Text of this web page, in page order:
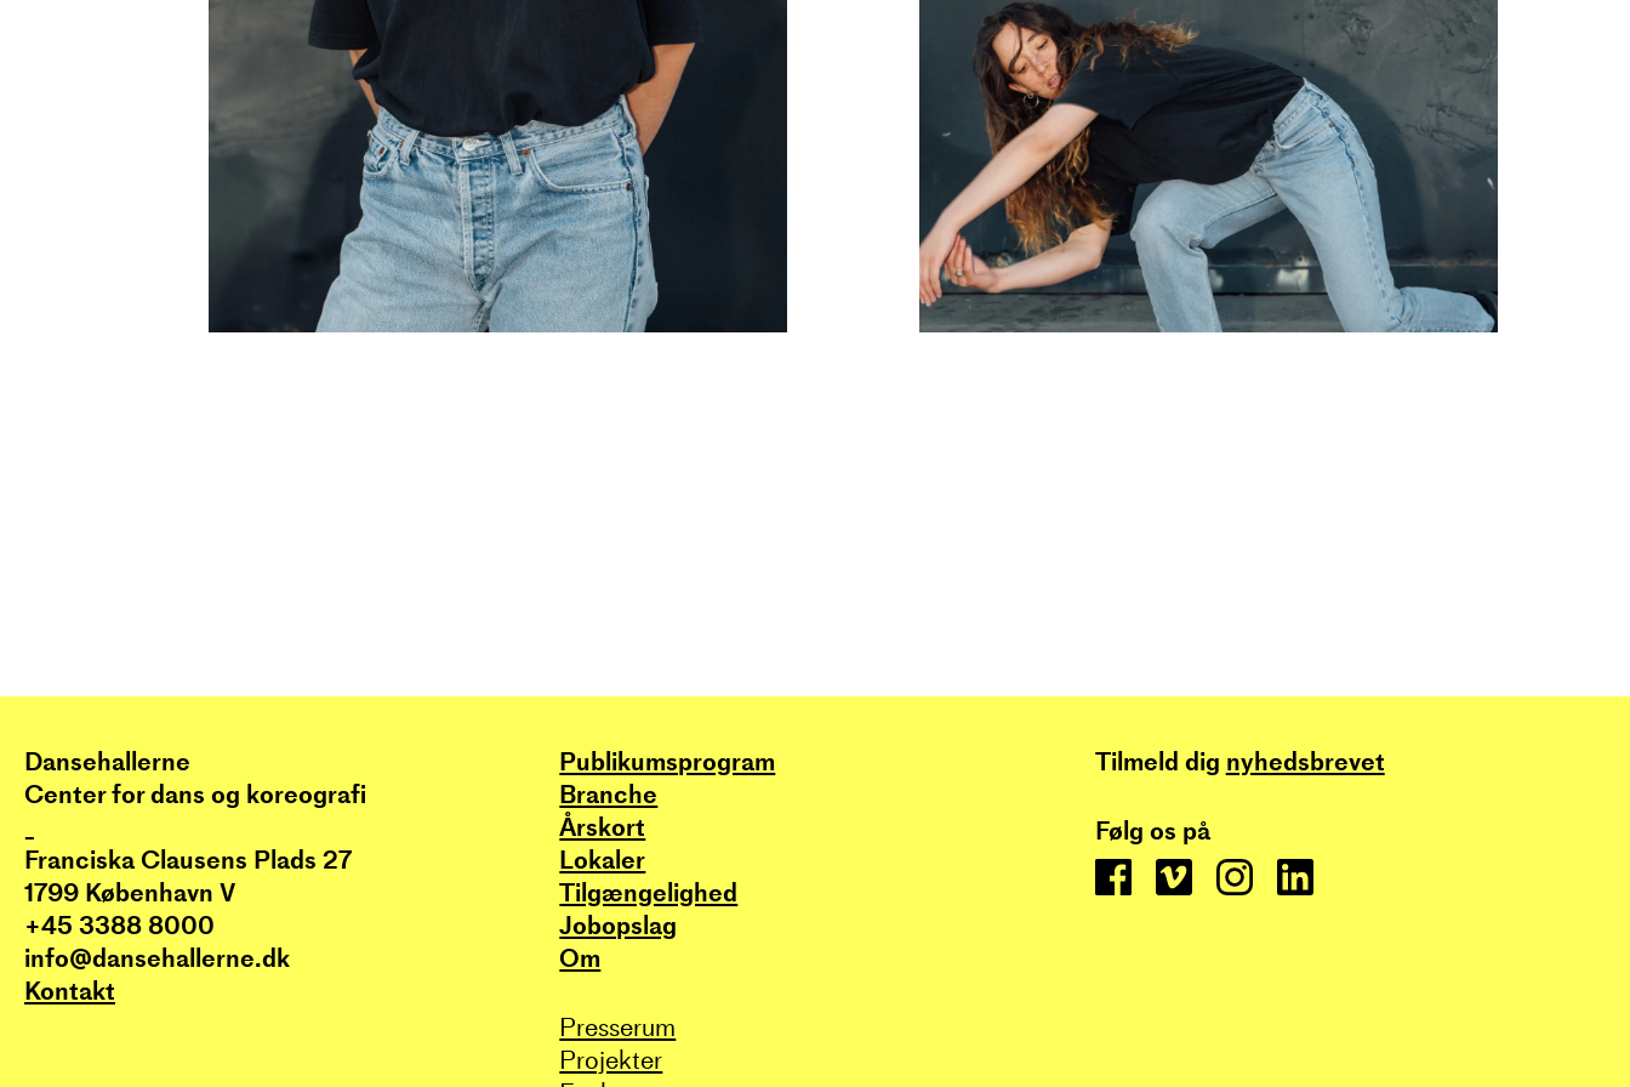
Dansehallerne
Center for dans og koreografi
Franciska Clausens Plads 27
1799 København V
+45 3388 8000
info@dansehallerne.dk
Kontakt
Publikums­program
Branche
Årskort
Lokaler
Tilgængelighed
Jobopslag
Om
Presserum
Projekter
Tilmeld dig nyhedsbrevet
Følg os på